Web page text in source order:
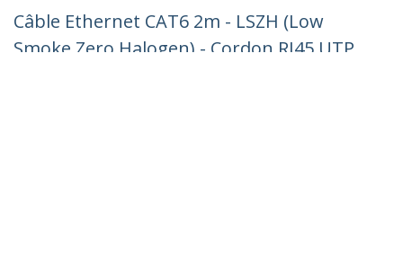
Câble Ethernet CAT6 2m - LSZH (Low
Smoke Zero Halogen) - Cordon RJ45 UTP